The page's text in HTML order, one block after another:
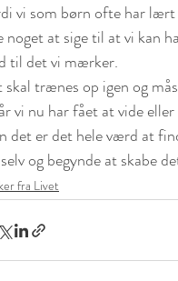
vi som børn ofte har
noget at sige til at vi kan
til det vi mærker.
skal trænes op igen og
vi nu har fået at vide
det er det hele værd at
og begynde at skabe
fra Livet